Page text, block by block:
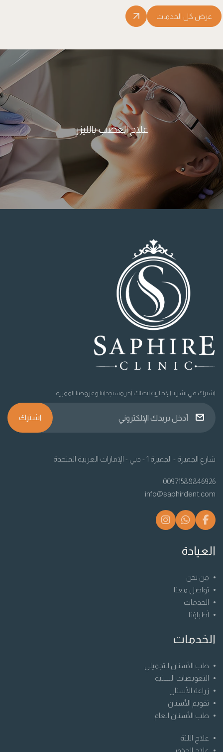
عرض كل الخدمات
علاج العصب بالليزر
اشترك في نشرتنا الإخبارية لتصلك آخر مستجداتنا وعروضنا المميزة.
اشترك
شارع الجميرة - الجميرة 1 - دبي - الإمارات العربية المتحدة
00971588846926
info@saphirdent.com
العيادة
من نحن
تواصل معنا
الخدمات
أطباؤنا
الخدمات
طب الأسنان التجميلي
التعويضات السنية
زراعة الأسنان
تقويم الأسنان
طب الأسنان العام
علاج اللثة